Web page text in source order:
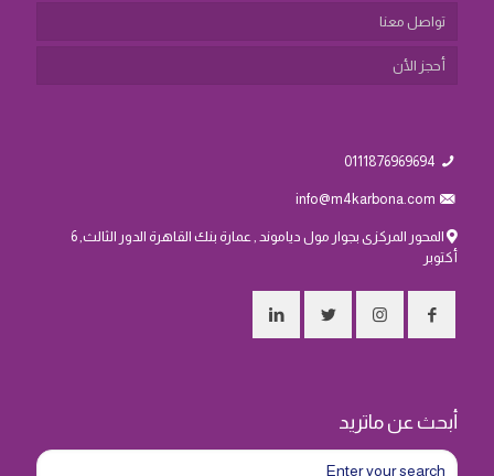
تواصل معنا
أحجز الأن
0111876969694
info@m4karbona.com
المحور المركزى بجوار مول دياموند , عمارة بنك القاهرة الدور الثالث, 6
أكتوبر
أبحث عن ماتريد